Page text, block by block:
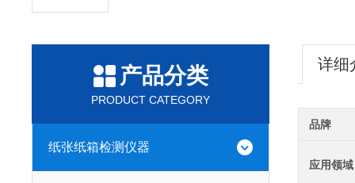
产品分类
PRODUCT CATEGORY
纸张纸箱检测仪器
详细
品牌
应用领域